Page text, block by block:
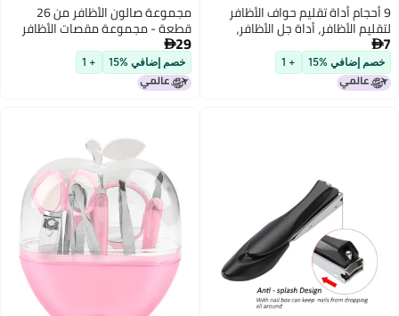
مجموعة صالون الأظافر من 26
قطعة - مجموعة مقصات الأظافر
السوداء ومجموعة أدوات صالون
الأظافر من الفولاذ الكربوني للمنزل
والصالون
29
خصم إضافي %15 + 1